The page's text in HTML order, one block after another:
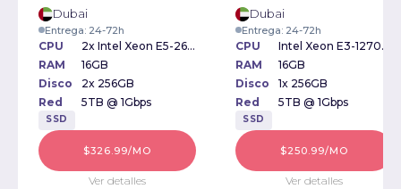
Dubai
Entrega: 24-72h
CPU
2x Intel Xeon E5-2609v2 2.50GHz
RAM
16GB
Disco
2x 256GB
Red
5TB @ 1Gbps
SSD
$326.99/MO
Ver detalles
Dubai
Entrega: 24-72h
CPU
Intel Xeon E3-1270v2 3.50GHz
RAM
16GB
Disco
1x 256GB
Red
5TB @ 1Gbps
SSD
$250.99/MO
Ver detalles